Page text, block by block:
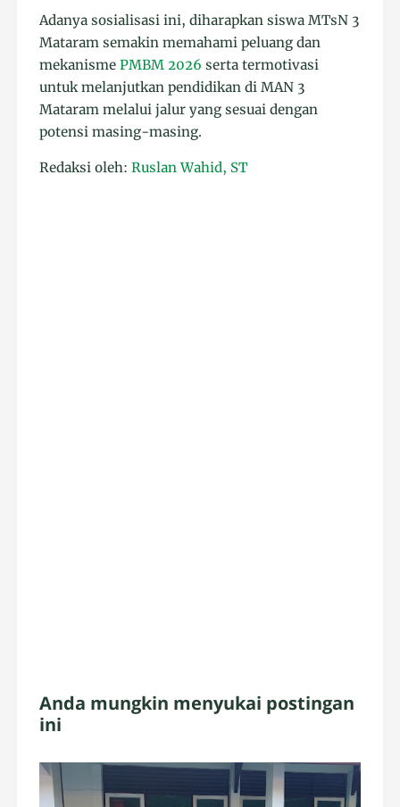
Adanya sosialisasi ini, diharapkan siswa MTsN 3
Mataram semakin memahami peluang dan
mekanismePMBM 2026 serta termotivasi
untuk melanjutkan pendidikan di MAN 3
Mataram melalui jalur yang sesuai dengan
potensi masing-masing.
Redaksi oleh:Ruslan Wahid, ST
Anda mungkin menyukai postingan
ini